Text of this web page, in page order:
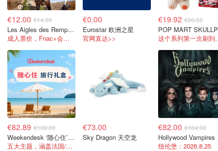
€12.00 €14.00
Les Aigles des Remparts 驯鹰骑马大秀
成人票价，Fnac+会员可享折扣！
€0.00
Eurostar 欧洲之星
官网直达>>
€19.92 €20.52
这个系
€82.89 €109.00
Weekendesk ‘随心住’旅行礼盒
五大主题，涵盖法国/欧洲上千家酒店！！
€73.00
Sky Dragon 天空龙
€82.00 €104.00
纽伦堡：2026.8.25